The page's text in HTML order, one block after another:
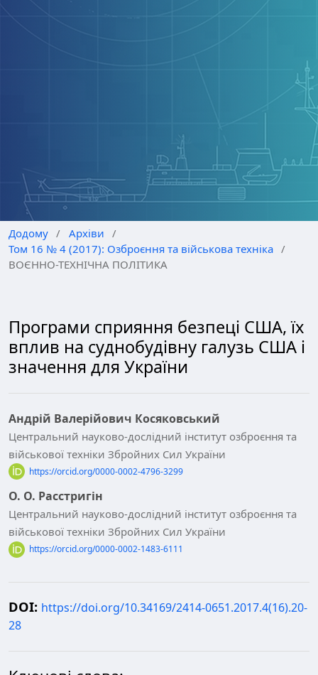
Додому / Архіви
/
Том 16 № 4 (2017): Озброєння та військова техніка /
ВОЄННО-ТЕХНІЧНА ПОЛІТИКА
Програми сприяння безпеці США, їх
вплив на суднобудівну галузь США і
значення для України
Андрій Валерійович Косяковський
Центральний науково-дослідний інститут озброєння та
військової техніки Збройних Сил України
https://orcid.org/0000-0002-4796-3299
О. О. Расстригін
Центральний науково-дослідний інститут озброєння та
військової техніки Збройних Сил України
https://orcid.org/0000-0002-1483-6111
DOI: https://doi.org/10.34169/2414-0651.2017.4(16).20-
28